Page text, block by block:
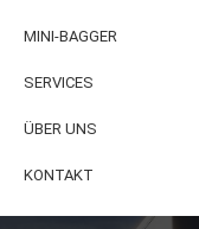
MINI-BAGGER
SERVICES
ÜBER UNS
KONTAKT